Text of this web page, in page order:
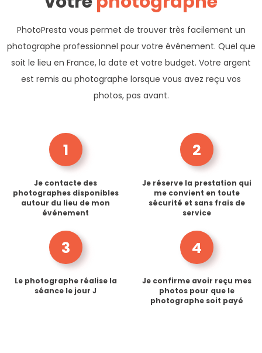
PhotoPresta vous permet de trouver très facilement un
photographe professionnel pour votre événement. Quel que
soit le lieu en France, la date et votre budget. Votre argent
est remis au photographe lorsque vous avez reçu vos
photos, pas avant.
1
Je contacte des
photographes disponibles
autour du lieu de mon
événement
2
Je réserve la prestation qui
me convient en toute
sécurité et sans frais de
service
3
Le photographe réalise la
séance le jour J
4
Je confirme avoir reçu mes
photos pour que le
photographe soit payé